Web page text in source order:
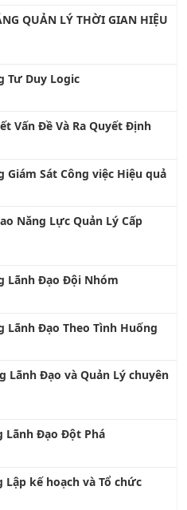
QUẢN LÝ THỜI GIAN HIỆU
Tư Duy Logic
Vấn Đề Và Ra Quyết Định
Giám Sát Công việc Hiệu quả
Năng Lực Quản Lý Cấp
Lãnh Đạo Đội Nhóm
Lãnh Đạo Theo Tình Huống
Lãnh Đạo và Quản Lý chuyên
Lãnh Đạo Đột Phá
Lập kế hoạch và Tổ chức